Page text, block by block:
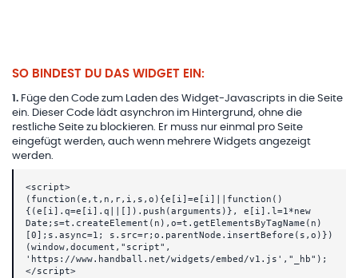
SO BINDEST DU DAS WIDGET EIN:
1 . Füge den Code zum Laden des Widget-Javascripts in die Seite
ein. Dieser Code lädt asynchron im Hintergrund, ohne die
restliche Seite zu blockieren. Er muss nur einmal pro Seite
eingefügt werden, auch wenn mehrere Widgets angezeigt
werden.
<script>
(function(e,t,n,r,i,s,o){e[i]=e[i]||function()
{(e[i].q=e[i].q||[]).push(arguments)}, e[i].l=1*new
Date;s=t.createElement(n),o=t.getElementsByTagName(n)
[0];s.async=1; s.src=r;o.parentNode.insertBefore(s,o)})
(window,document,"script",
'https://www.handball.net/widgets/embed/v1.js',"_hb");
</script>